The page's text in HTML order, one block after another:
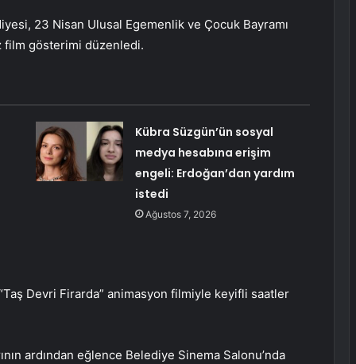
23 Nisan Ulusal Egemenlik ve Çocuk Bayramı
film gösterimi düzenledi.
Kübra Süzgün’ün sosyal
medya hesabına erişim
engeli: Erdoğan’dan yardım
istedi
Ağustos 7, 2026
Devri Firarda” animasyon filmiyle keyifli saatler
ardından eğlence Belediye Sinema Salonu’nda